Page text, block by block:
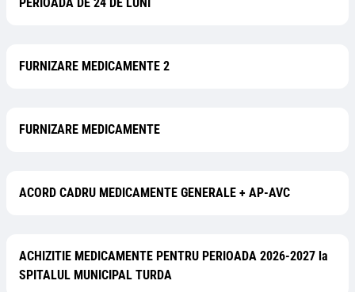
FURNIZARE MEDICAMENTE 2
FURNIZARE MEDICAMENTE
ACORD CADRU MEDICAMENTE GENERALE + AP-AVC
ACHIZITIE MEDICAMENTE PENTRU PERIOADA 2026-2027 la
SPITALUL MUNICIPAL TURDA